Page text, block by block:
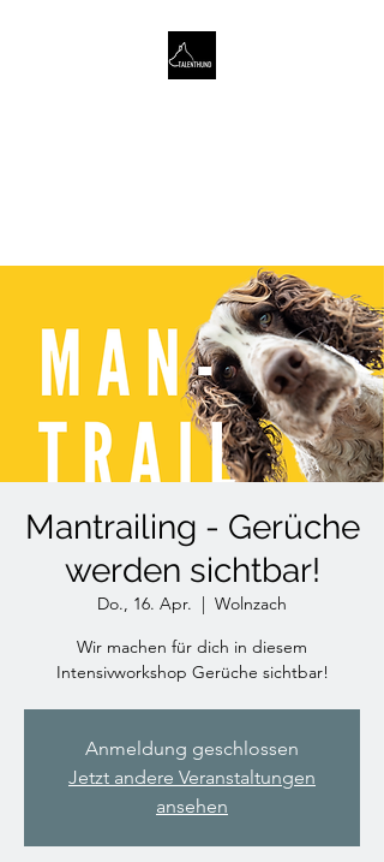
Mantrailing - Gerüche
werden sichtbar!
Do., 16. Apr.
  |
Wolnzach
Wir machen für dich in diesem
Intensivworkshop Gerüche sichtbar!
Anmeldung geschlossen
Jetzt andere Veranstaltungen
ansehen